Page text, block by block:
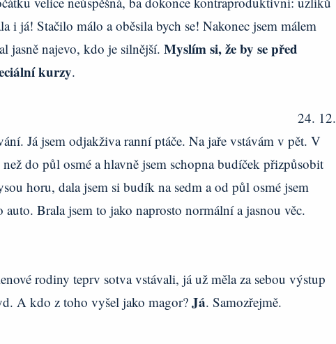
i já! Stačilo málo a oběsila bych se! Nakonec jsem málem
jasně najevo, kdo je silnější. Myslím si, že by se před
kurzy.
24. 12.
Já jsem odjakživa ranní ptáče. Na jaře vstávám v pět. V
do půl osmé a hlavně jsem schopna budíček přizpůsobit
horu, dala jsem si budík na sedm a od půl osmé jsem
Brala jsem to jako naprosto normální a jasnou věc.
rodiny teprv sotva vstávali, já už měla za sebou výstup
A kdo z toho vyšel jako magor? Já. Samozřejmě.